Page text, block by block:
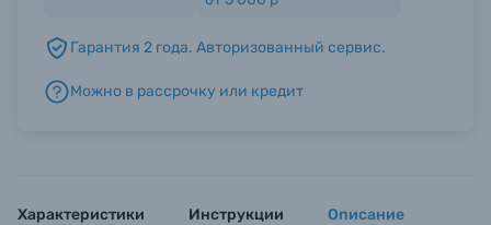
Б/У фототехника (Комиссионные товары)
Гарантия 2 года. Авторизованный сервис.
Можно в рассрочку или кредит
Характеристики Инструкции Описание